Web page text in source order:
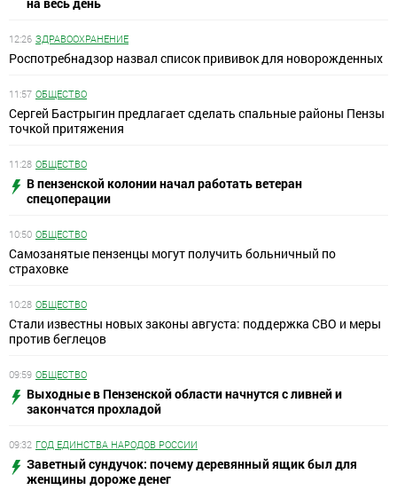
12:26 ЗДРАВООХРАНЕНИЕ
Роспотребнадзор назвал список прививок для новорожденных
11:57 ОБЩЕСТВО
Сергей Бастрыгин предлагает сделать спальные районы Пензы
точкой притяжения
11:28 ОБЩЕСТВО
В пензенской колонии начал работать ветеран
спецоперации
10:50 ОБЩЕСТВО
Самозанятые пензенцы могут получить больничный по
страховке
10:28 ОБЩЕСТВО
Стали известны новых законы августа: поддержка СВО и меры
против беглецов
09:59 ОБЩЕСТВО
Выходные в Пензенской области начнутся с ливней и
закончатся прохладой
09:32 ГОД ЕДИНСТВА НАРОДОВ РОССИИ
Заветный сундучок: почему деревянный ящик был для
женщины дороже денег